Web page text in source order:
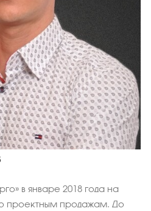
в январе 2018 года на
проектным продажам. До